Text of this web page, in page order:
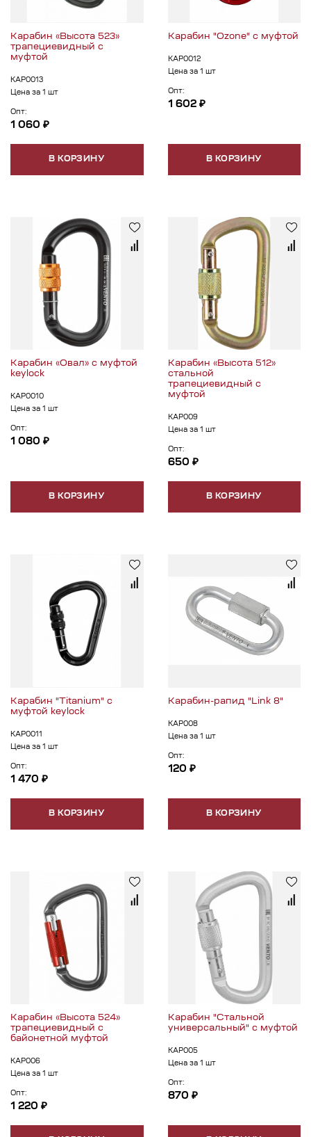
Карабин «Высота 523»
трапециевидный с
муфтой
КАР0013
Цена за 1 шт
Опт:
1 060 ₽
В КОРЗИНУ
Карабин "Ozone" с муфтой
КАР0012
Цена за 1 шт
Опт:
1 602 ₽
В КОРЗИНУ
Карабин «Овал» с муфтой
keylock
КАР0010
Цена за 1 шт
Опт:
1 080 ₽
В КОРЗИНУ
Карабин «Высота 512»
стальной
трапециевидный с
муфтой
КАР009
Цена за 1 шт
Опт:
650 ₽
В КОРЗИНУ
Карабин "Titanium" с
муфтой keylock
КАР0011
Цена за 1 шт
Опт:
1 470 ₽
В КОРЗИНУ
Карабин-рапид "Link 8"
КАР008
Цена за 1 шт
Опт:
120 ₽
В КОРЗИНУ
Карабин «Высота 524»
трапециевидный с
байонетной муфтой
КАР006
Цена за 1 шт
Опт:
1 220 ₽
Карабин "Стальной
универсальный" с муфтой
КАР005
Цена за 1 шт
Опт:
870 ₽